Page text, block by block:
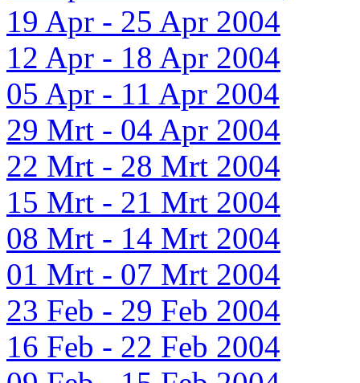
19 Apr - 25 Apr 2004
12 Apr - 18 Apr 2004
05 Apr - 11 Apr 2004
29 Mrt - 04 Apr 2004
22 Mrt - 28 Mrt 2004
15 Mrt - 21 Mrt 2004
08 Mrt - 14 Mrt 2004
01 Mrt - 07 Mrt 2004
23 Feb - 29 Feb 2004
16 Feb - 22 Feb 2004